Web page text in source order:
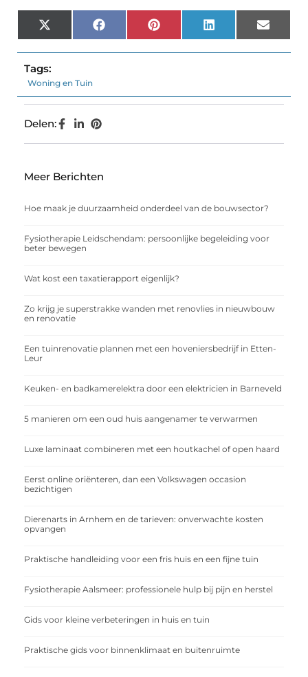
X
(Twitter)
FacebookPinterest LinkedIn Email
Tags:
Woning en Tuin
Delen:
Meer Berichten
Hoe maak je duurzaamheid onderdeel van de bouwsector?
Fysiotherapie Leidschendam: persoonlijke begeleiding voor
beter bewegen
Wat kost een taxatierapport eigenlijk?
Zo krijg je superstrakke wanden met renovlies in nieuwbouw
en renovatie
Een tuinrenovatie plannen met een hoveniersbedrijf in Etten-
Leur
Keuken- en badkamerelektra door een elektricien in Barneveld
5 manieren om een oud huis aangenamer te verwarmen
Luxe laminaat combineren met een houtkachel of open haard
Eerst online oriënteren, dan een Volkswagen occasion
bezichtigen
Dierenarts in Arnhem en de tarieven: onverwachte kosten
opvangen
Praktische handleiding voor een fris huis en een fijne tuin
Fysiotherapie Aalsmeer: professionele hulp bij pijn en herstel
Gids voor kleine verbeteringen in huis en tuin
Praktische gids voor binnenklimaat en buitenruimte